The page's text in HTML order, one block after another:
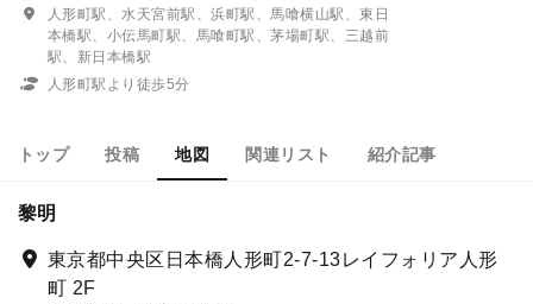
人形町駅、水天宮前駅、浜町駅、馬喰横山駅、東日
本橋駅、小伝馬町駅、馬喰町駅、茅場町駅、三越前
駅、新日本橋駅
人形町駅より徒歩5分
トップ 投稿 地図 関連リスト 紹介記事
黎明
東京都中央区日本橋人形町2-7-13レイフォリア人形
町 2F